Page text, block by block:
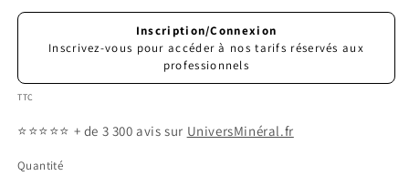
Prix
habituel
Inscription/Connexion
Inscrivez-vous pour accéder à nos tarifs réservés aux
professionnels
TTC
⭐️⭐️⭐️⭐️⭐️ + de 3 300 avis sur UniversMinéral.fr
Quantité